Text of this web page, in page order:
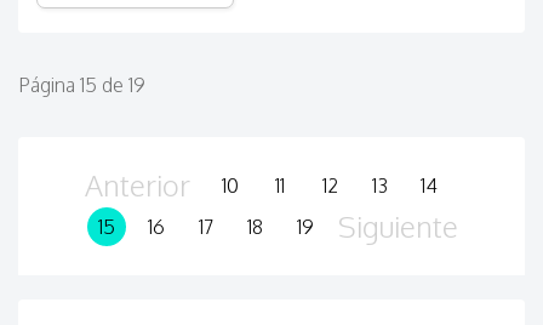
Página 15 de 19
Anterior 10 11 12 13
14
15
16 17 18 19 Siguiente